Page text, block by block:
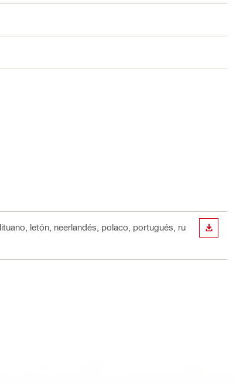
letón, neerlandés, polaco, portugués, ru